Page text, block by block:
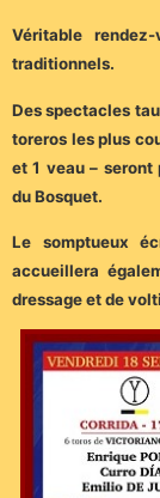
Véritable
traditionnels.
Des spectacles
toreros les plus
et 1 veau – seront
du Bosquet.
Le somptueux
accueillera
dressage et de